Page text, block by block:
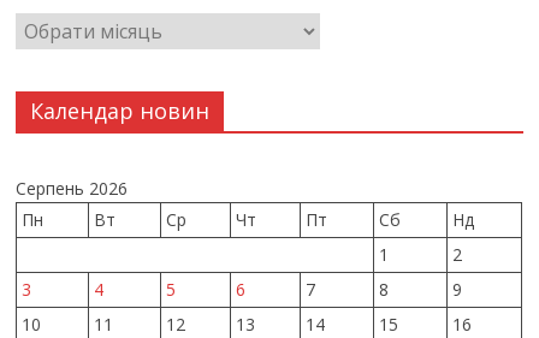
Календар новин
Серпень 2026
Пн
Вт Ср Чт Пт Сб
Нд
1
2
3
4 5 6 7 8
9
10
11 12 13 14 15
16